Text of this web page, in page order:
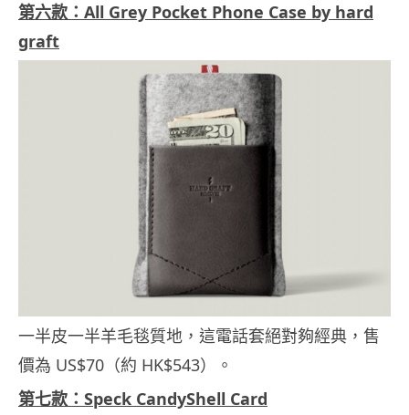
第六款：All Grey Pocket Phone Case by hard
graft
一半皮一半羊毛毯質地，這電話套絕對夠經典，售
價為 US$70（約 HK$543）。
第七款：Speck CandyShell Card